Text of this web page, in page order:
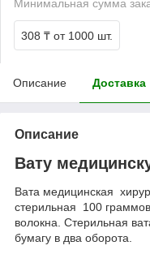
Минимальная сумма
308 ₸ от 1000 шт.
Описание Доставка
Описание
Вату
Вата медицинская
стерильная 100
волокна. Стерильная
бумагу в два оборота.